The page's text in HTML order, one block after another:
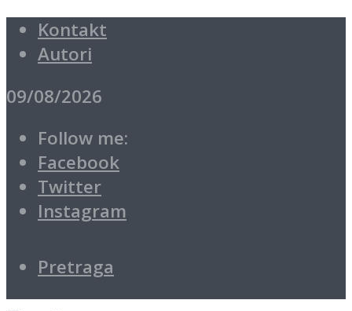
Kontakt
Autori
09/08/2026
Follow me:
Facebook
Twitter
Instagram
Pretraga